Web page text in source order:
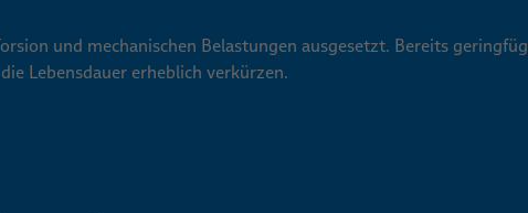
und mechanischen Belastungen ausgesetzt. Bereits
Lebensdauer erheblich verkürzen.